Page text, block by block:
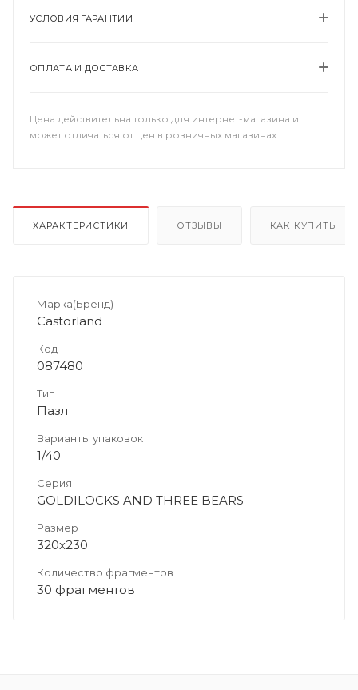
УСЛОВИЯ ГАРАНТИИ
ОПЛАТА И ДОСТАВКА
Цена действительна только для интернет-магазина и
может отличаться от цен в розничных магазинах
ХАРАКТЕРИСТИКИ ОТЗЫВЫ КАК КУПИТЬ
Марка(Бренд)
Castorland
Код
087480
Тип
Пазл
Варианты упаковок
1/40
Серия
GOLDILOCKS AND THREE BEARS
Размер
320х230
Количество фрагментов
30 фрагментов